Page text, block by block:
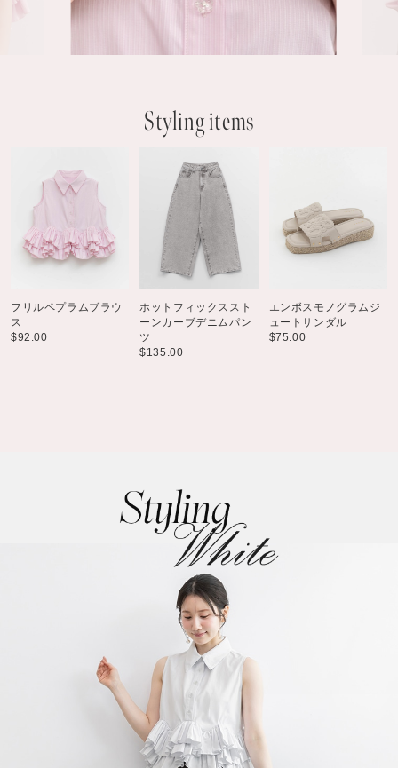
Styling items
フリルペプラムブラウ
ス
$‌92.00
ホットフィックススト
ーンカーブデニムパン
ツ
$‌135.00
エンボスモノグラムジ
ュートサンダル
$‌75.00